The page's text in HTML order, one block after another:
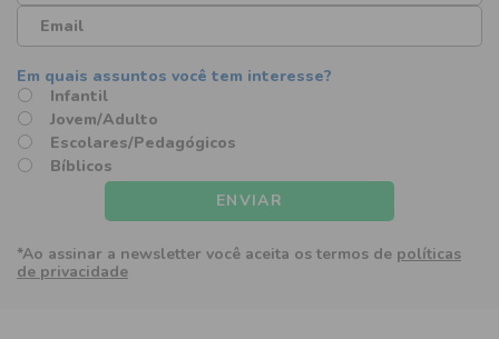
Infantil
Jovem/Adulto
Escolares/Pedagógicos
Bíblicos
ENVIAR
*Ao assinar a newsletter você aceita os termos de políticas
de privacidade